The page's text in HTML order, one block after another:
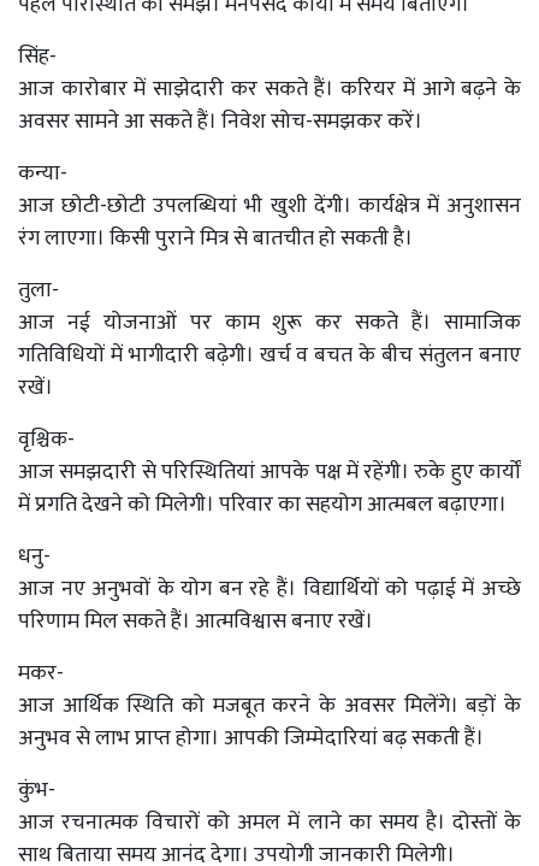
सिंह-
आज कारोबार में साझेदारी कर सकते हैं। करियर में आगे बढ़ने के
अवसर सामने आ सकते हैं। निवेश सोच-समझकर करें।
कन्या-
आज छोटी-छोटी उपलब्धियां भी खुशी देंगी। कार्यक्षेत्र में अनुशासन
रंग लाएगा। किसी पुराने मित्र से बातचीत हो सकती है।
तुला-
आज नई योजनाओं पर काम शुरू कर सकते हैं। सामाजिक
गतिविधियों में भागीदारी बढ़ेगी। खर्च व बचत के बीच संतुलन बनाए
रखें।
वृश्चिक-
आज समझदारी से परिस्थितियां आपके पक्ष में रहेंगी। रुके हुए कार्यों
में प्रगति देखने को मिलेगी। परिवार का सहयोग आत्मबल बढ़ाएगा।
धनु-
आज नए अनुभवों के योग बन रहे हैं। विद्यार्थियों को पढ़ाई में अच्छे
परिणाम मिल सकते हैं। आत्मविश्वास बनाए रखें।
मकर-
आज आर्थिक स्थिति को मजबूत करने के अवसर मिलेंगे। बड़ों के
अनुभव से लाभ प्राप्त होगा। आपकी जिम्मेदारियां बढ़ सकती हैं।
कुंभ-
आज रचनात्मक विचारों को अमल में लाने का समय है। दोस्तों के
साथ बिताया समय आनंद देगा। उपयोगी जानकारी मिलेगी।